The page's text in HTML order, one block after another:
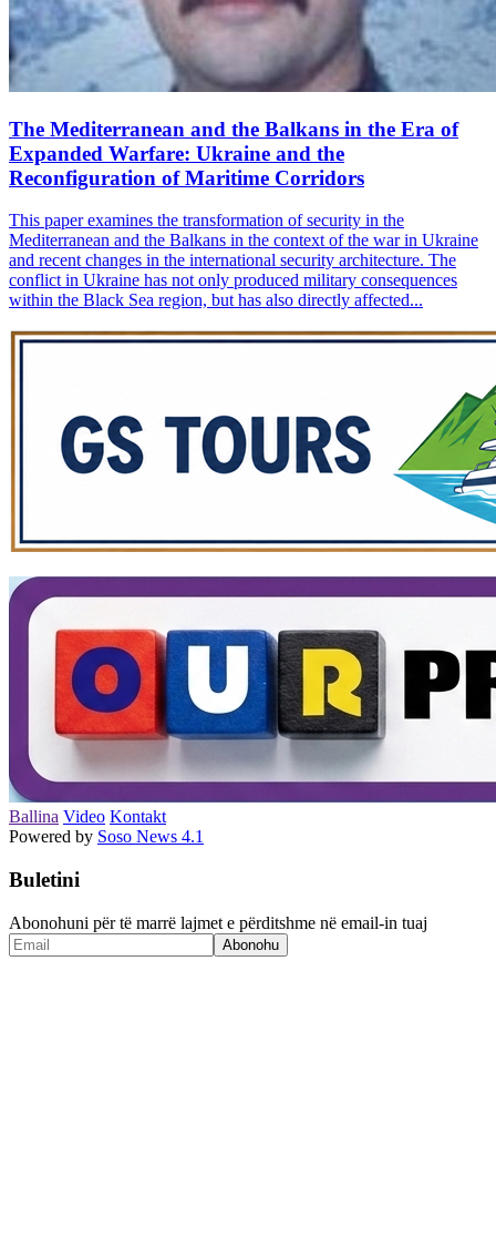
The Mediterranean and the Balkans in the Era of
Expanded Warfare: Ukraine and the
Reconfiguration of Maritime Corridors
This paper examines the transformation of security in the
Mediterranean and the Balkans in the context of the war in Ukraine
and recent changes in the international security architecture. The
conflict in Ukraine has not only produced military consequences
within the Black Sea region, but has also directly affected...
Ballina Video Kontakt
Powered by Soso News 4.1
Buletini
Abonohuni për të marrë lajmet e përditshme në email-in tuaj
Abonohu